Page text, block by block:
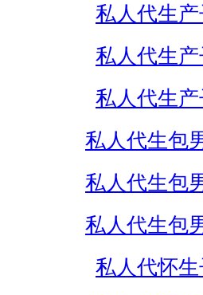
私人代生
私人代生
私人代生
私人代生包
私人代生包
私人代生包
私人代怀